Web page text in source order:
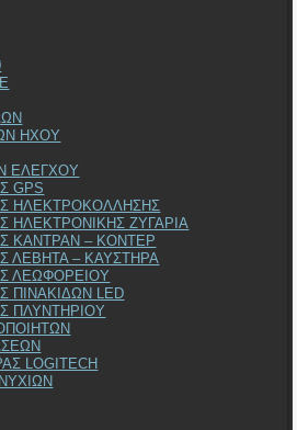
ΗΧΟΥ
ΕΛΕΓΧΟΥ
GPS
ΗΛΕΚΤΡΟΚΟΛΛΗΣΗΣ
ΗΛΕΚΤΡΟΝΙΚΗΣ ΖΥΓΑΡΙΑ
ΚΑΝΤΡΑΝ – ΚΟΝΤΕΡ
ΛΕΒΗΤΑ – ΚΑΥΣΤΗΡΑ
ΛΕΩΦΟΡΕΙΟΥ
ΠΙΝΑΚΙΔΩΝ LED
ΠΛΥΝΤΗΡΙΟΥ
LOGITECH